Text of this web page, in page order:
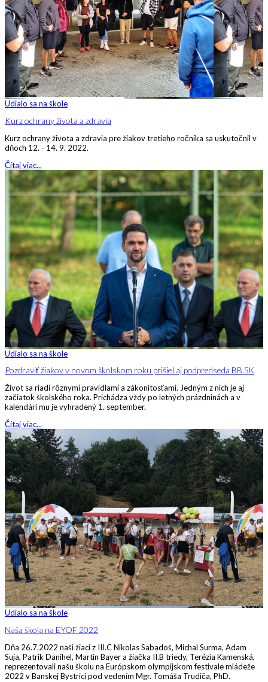
Udialo sa na škole
Kurz ochrany života a zdravia
Kurz ochrany života a zdravia pre žiakov tretieho ročníka sa uskutočnil v
dňoch 12. - 14. 9. 2022.
Čítaj viac...
Udialo sa na škole
Pozdraviť žiakov v novom školskom roku prišiel aj podpredseda BB SK
Život sa riadi rôznymi pravidlami a zákonitosťami. Jedným z nich je aj
začiatok školského roka. Prichádza vždy po letných prázdninách a v
kalendári mu je vyhradený 1. september.
Čítaj viac...
Udialo sa na škole
Naša škola na EYOF 2022
Dňa 26.7.2022 naši žiaci z III.C Nikolas Sabadoš, Michal Surma, Adam
Suja, Patrik Danihel, Martin Bayer a žiačka II.B triedy, Terézia Kamenská,
reprezentovali našu školu na Európskom olympijskom festivale mládeže
2022 v Banskej Bystrici pod vedením Mgr. Tomáša Trudiča, PhD.